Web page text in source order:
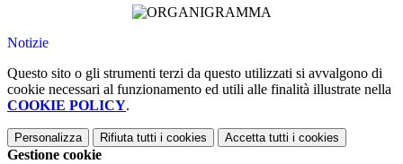
Notizie
Questo sito o gli strumenti terzi da questo utilizzati si avvalgono di
cookie necessari al funzionamento ed utili alle finalità illustrate nella
COOKIE POLICY.
Personalizza Rifiuta tutti i cookies Accetta tutti i cookies
Gestione cookie